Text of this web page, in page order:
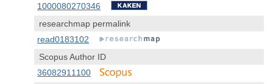
1000080270346
researchmap permalink
read0183102
Scopus Author ID
36082911100